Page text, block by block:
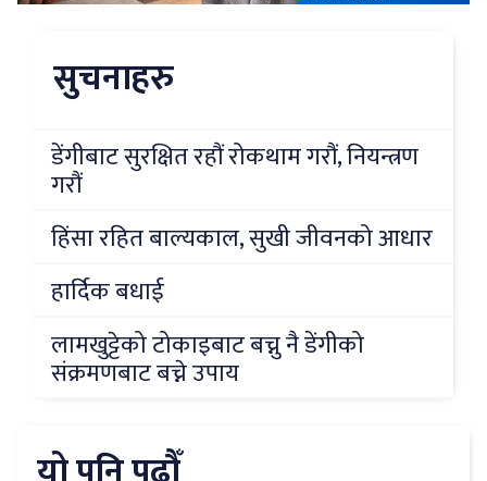
सुचनाहरु
डेंगीबाट सुरक्षित रहौं रोकथाम गरौं, नियन्त्रण
गरौं
हिंसा रहित बाल्यकाल, सुखी जीवनको आधार
हार्दिक बधाई
लामखुट्टेको टोकाइबाट बच्नु नै डेंगीको
संक्रमणबाट बच्ने उपाय